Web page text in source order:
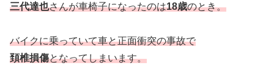
三代達也さんが車椅子になったのは18歳のとき。
バイクに乗っていて車と正面衝突の事故で
頚椎損傷となってしまいます。